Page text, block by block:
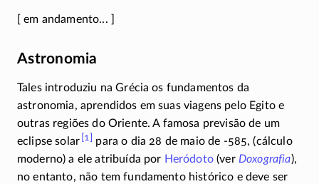
[ em andamento... ]
Astronomia
Tales introduziu na Grécia os fundamentos da
astronomia, aprendidos em suas viagens pelo Egito e
outras regiões do Oriente. A famosa previsão de um
eclipsesolar [1] para o dia 28 de maio de -585, (cálculo
moderno) a ele atribuída por Heródoto(ver Doxografia),
no entanto, não tem fundamento histórico e deve ser